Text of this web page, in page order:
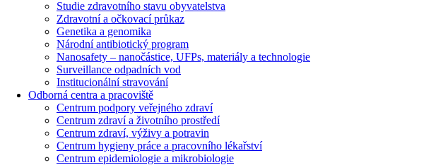
Studie zdravotního stavu obyvatelstva
Zdravotní a očkovací průkaz
Genetika a genomika
Národní antibiotický program
Nanosafety – nanočástice, UFPs, materiály a technologie
Surveillance odpadních vod
Institucionální stravování
Odborná centra a pracoviště
Centrum podpory veřejného zdraví
Centrum zdraví a životního prostředí
Centrum zdraví, výživy a potravin
Centrum hygieny práce a pracovního lékařství
Centrum epidemiologie a mikrobiologie